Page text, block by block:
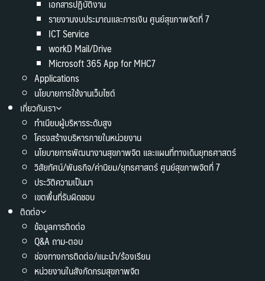
เอกสารปฏิบัติงาน
รายงานงบประมาณและการเงิน ศูนย์สุขภาพจิตที่ 7
ICT Service
workD Mail/Drive
Microsoft 365 App for MHC7
Applications
นโยบายการใช้งานเว็บไซต์
เกี่ยวกับเรา
ทำเนียบผู้บริหารระดับสูง
โครงสร้างบริหารภายในหน่วยงาน
นโยบายการพัฒนางานสุขภาพจิต และแผนที่ทางเดินยุทธศาสตร์
วิสัยทัศน์/พันธกิจ/ค่านิยม/ยุทธศาสตร์ ศูนย์สุขภาพจิตที่ 7
ประวัติความเป็นมา
เขตพื้นที่รับผิดชอบ
ติดต่อ
ข้อมูลการติดต่อ
Q&A ถาม-ตอบ
ช่องทางการติดต่อ/แนะนำ/ร้องเรียน
หน่วยงานในสังกัดกรมสุขภาพจิต